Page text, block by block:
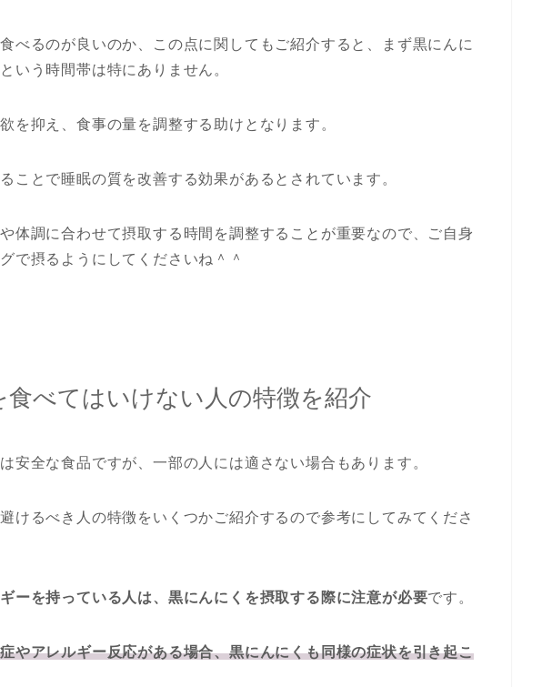
べるのが良いのか、この点に関してもご紹介すると、まず黒にんに
いう時間帯は特にありません。
を抑え、食事の量を調整する助けとなります。
ことで睡眠の質を改善する効果があるとされています。
体調に合わせて摂取する時間を調整することが重要なので、ご自身
で摂るようにしてくださいね＾＾
べてはいけない人の特徴を紹介
安全な食品ですが、一部の人には適さない場合もあります。
けるべき人の特徴をいくつかご紹介するので参考にしてみてくださ
ーを持っている人は、黒にんにくを摂取する際に注意が必要です。
やアレルギー反応がある場合、黒にんにくも同様の症状を引き起こ